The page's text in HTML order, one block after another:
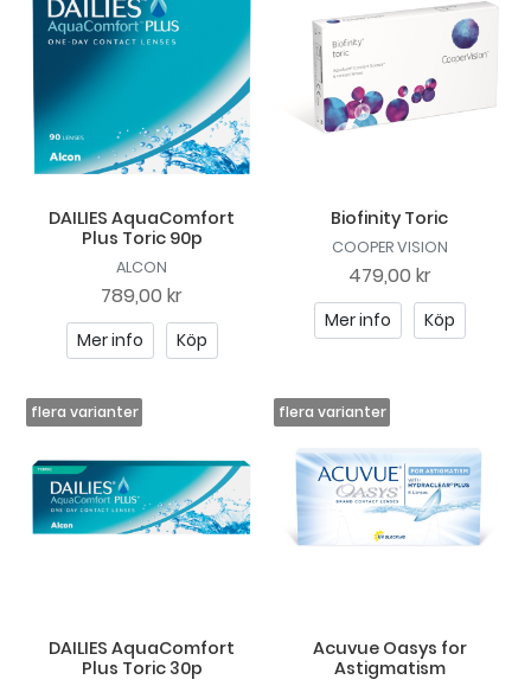
DAILIES AquaComfort
Plus Toric 90p
ALCON
789,00 kr
Mer info Köp
Biofinity Toric
COOPER VISION
479,00 kr
Mer info Köp
DAILIES AquaComfort
Plus Toric 30p
Acuvue Oasys for
Astigmatism